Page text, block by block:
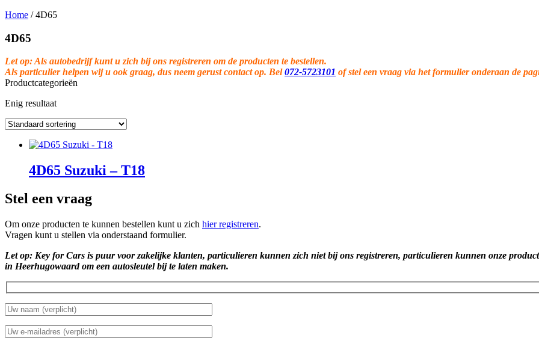
Home /4D65
4D65
Let op: Als autobedrijf kunt u zich bij ons registreren om de producten te bestellen.
Als particulier helpen wij u ook graag, dus neem gerust contact op. Bel072-5723101 of stel een vraag via het formulier onderaan de
Productcategorieën
Enig resultaat
4D65 Suzuki – T18
Stel een vraag
Om onze producten te kunnen bestellen kunt u zich hier registreren.
Vragen kunt u stellen via onderstaand formulier.
Let op: Key for Cars is puur voor zakelijke klanten, particulieren kunnen zich niet bij ons registreren, particulieren kunnen onze
in Heerhugowaard om een autosleutel bij te laten maken.